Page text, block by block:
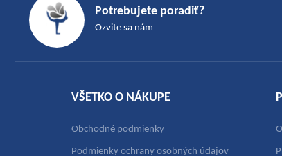
Potrebujete poradiť?
Ozvite sa nám
VŠETKO O NÁKUPE
Obchodné podmienky
Podmienky ochrany osobných údajov